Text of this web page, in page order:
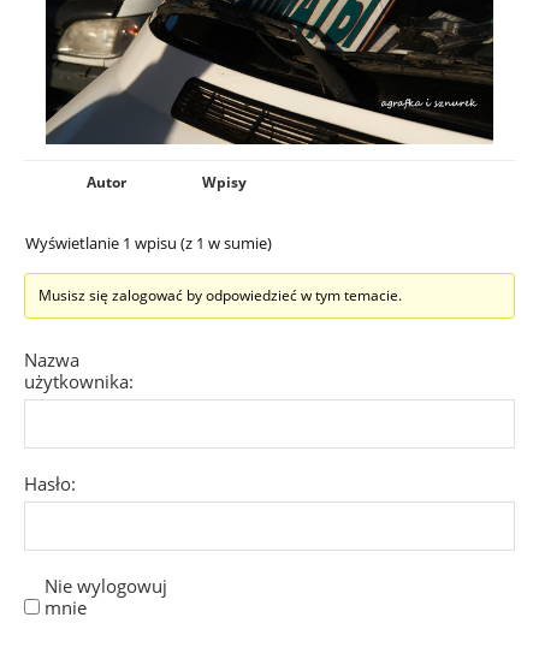
Autor Wpisy
Wyświetlanie 1 wpisu (z 1 w sumie)
Musisz się zalogować by odpowiedzieć w tym temacie.
Nazwa
użytkownika:
Hasło:
Nie wylogowuj
mnie